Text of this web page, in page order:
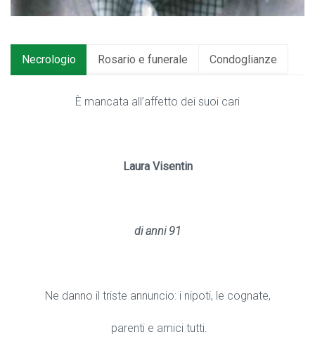
Necrologio Rosario e funerale Condoglianze
È mancata all’affetto dei suoi cari
Laura Visentin
di anni 91
Ne danno il triste annuncio: i nipoti, le cognate,
parenti e amici tutti.